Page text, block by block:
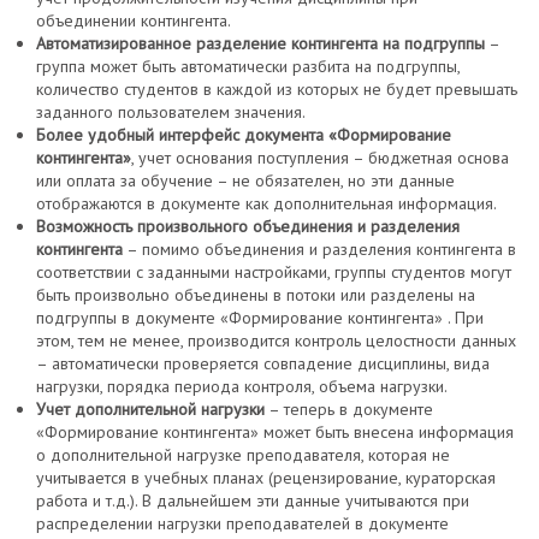
объединении контингента.
Автоматизированное разделение контингента на подгруппы –
группа может быть автоматически разбита на подгруппы,
количество студентов в каждой из которых не будет превышать
заданного пользователем значения.
Более удобный интерфейс документа «Формирование
контингента», учет основания поступления – бюджетная основа
или оплата за обучение – не обязателен, но эти данные
отображаются в документе как дополнительная информация.
Возможность произвольного объединения и разделения
контингента – помимо объединения и разделения контингента в
соответствии с заданными настройками, группы студентов могут
быть произвольно объединены в потоки или разделены на
подгруппы в документе «Формирование контингента» . При
этом, тем не менее, производится контроль целостности данных
– автоматически проверяется совпадение дисциплины, вида
нагрузки, порядка периода контроля, объема нагрузки.
Учет дополнительной нагрузки – теперь в документе
«Формирование контингента» может быть внесена информация
о дополнительной нагрузке преподавателя, которая не
учитывается в учебных планах (рецензирование, кураторская
работа и т.д.). В дальнейшем эти данные учитываются при
распределении нагрузки преподавателей в документе